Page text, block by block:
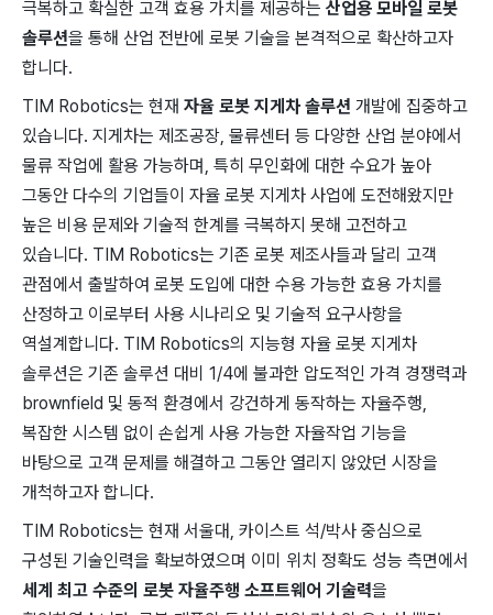
극복하고 확실한 고객 효용 가치를 제공하는 산업용 모바일 로봇
솔루션을 통해 산업 전반에 로봇 기술을 본격적으로 확산하고자
합니다.
TIM Robotics는 현재 자율 로봇 지게차 솔루션 개발에 집중하고
있습니다. 지게차는 제조공장, 물류센터 등 다양한 산업 분야에서
물류 작업에 활용 가능하며, 특히 무인화에 대한 수요가 높아
그동안 다수의 기업들이 자율 로봇 지게차 사업에 도전해왔지만
높은 비용 문제와 기술적 한계를 극복하지 못해 고전하고
있습니다. TIM Robotics는 기존 로봇 제조사들과 달리 고객
관점에서 출발하여 로봇 도입에 대한 수용 가능한 효용 가치를
산정하고 이로부터 사용 시나리오 및 기술적 요구사항을
역설계합니다. TIM Robotics의 지능형 자율 로봇 지게차
솔루션은 기존 솔루션 대비 1/4에 불과한 압도적인 가격 경쟁력과
brownfield 및 동적 환경에서 강건하게 동작하는 자율주행,
복잡한 시스템 없이 손쉽게 사용 가능한 자율작업 기능을
바탕으로 고객 문제를 해결하고 그동안 열리지 않았던 시장을
개척하고자 합니다.
TIM Robotics는 현재 서울대, 카이스트 석/박사 중심으로
구성된 기술인력을 확보하였으며 이미 위치 정확도 성능 측면에서
세계 최고 수준의 로봇 자율주행 소프트웨어 기술력을